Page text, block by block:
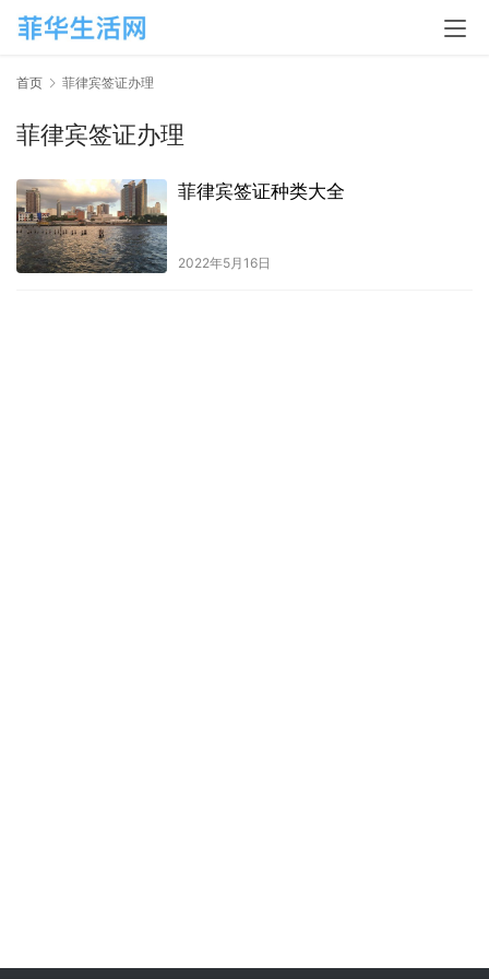
首页 菲律宾签证办理
菲律宾签证办理
菲律宾签证种类大全
2022年5月16日